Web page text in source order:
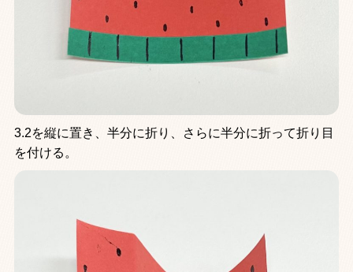
3.2を縦に置き、半分に折り、さらに半分に折って折り目
を付ける。